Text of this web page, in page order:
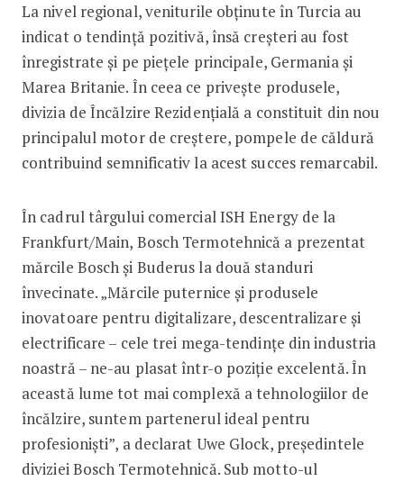
La nivel regional, veniturile obținute în Turcia au
indicat o tendință pozitivă, însă creșteri au fost
înregistrate și pe piețele principale, Germania și
Marea Britanie. În ceea ce privește produsele,
divizia de Încălzire Rezidențială a constituit din nou
principalul motor de creștere, pompele de căldură
contribuind semnificativ la acest succes remarcabil.
În cadrul târgului comercial ISH Energy de la
Frankfurt/Main, Bosch Termotehnică a prezentat
mărcile Bosch și Buderus la două standuri
învecinate. „Mărcile puternice și produsele
inovatoare pentru digitalizare, descentralizare și
electrificare – cele trei mega-tendințe din industria
noastră – ne-au plasat într-o poziție excelentă. În
această lume tot mai complexă a tehnologiilor de
încălzire, suntem partenerul ideal pentru
profesioniști”, a declarat Uwe Glock, președintele
diviziei Bosch Termotehnică. Sub motto-ul